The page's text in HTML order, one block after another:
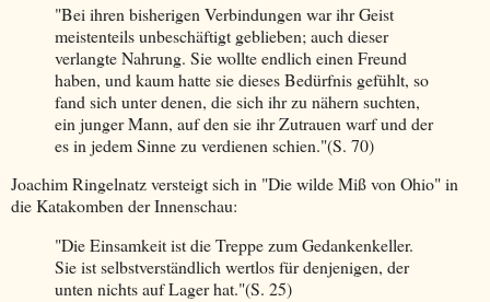
"Bei ihren bisherigen Verbindungen war ihr Geist
meistenteils unbeschäftigt geblieben; auch dieser
verlangte Nahrung. Sie wollte endlich einen Freund
haben, und kaum hatte sie dieses Bedürfnis gefühlt, so
fand sich unter denen, die sich ihr zu nähern suchten,
ein junger Mann, auf den sie ihr Zutrauen warf und der
es in jedem Sinne zu verdienen schien."(S. 70)
Joachim Ringelnatz versteigt sich in "Die wilde Miß von Ohio" in
die Katakomben der Innenschau:
"Die Einsamkeit ist die Treppe zum Gedankenkeller.
Sie ist selbstverständlich wertlos für denjenigen, der
unten nichts auf Lager hat."(S. 25)